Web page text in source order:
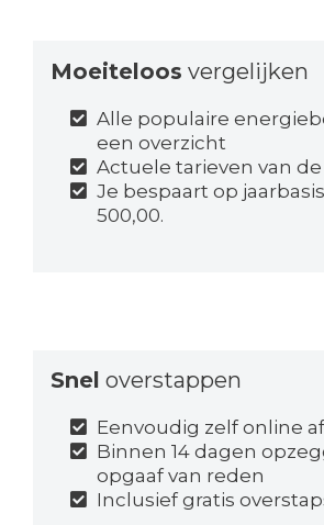
Moeiteloos vergelijken
Alle populaire
een overzicht
Actuele tarieven van
Je bespaart op
500,00.
Snel overstappen
Eenvoudig zelf online
Binnen 14 dagen
opgaaf van reden
Inclusief gratis